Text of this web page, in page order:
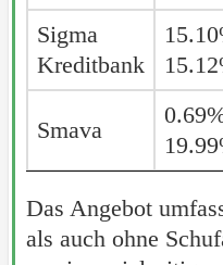
Sigma
Kreditbank
Smava
Sigma
Kreditbank
Smava
Das Angebot
als auch ohne